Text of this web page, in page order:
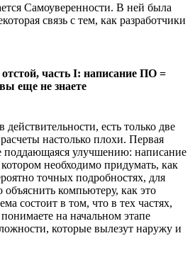
Самоуверенности. В ней была
связь с тем, как разработчики
часть I: написание ПО =
еще не знаете
есть только две
настолько плохи. Первая
поддающаяся улучшению: написание
необходимо придумать, как
точных подробностях, для
компьютеру, как это
состоит в том, что в тех частях,
на начальном этапе
которые вылезут наружу и